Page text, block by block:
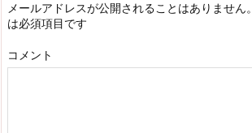
メールアドレスが公開されることはありません。
は必須項目です
コメント